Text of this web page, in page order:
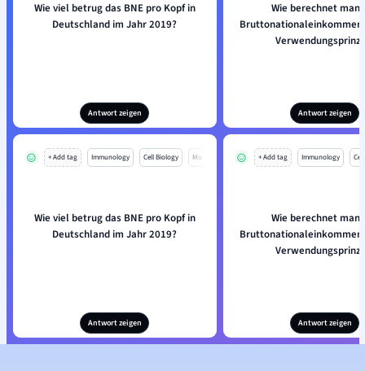
Wie viel betrug das BNE pro Kopf in
Deutschland im Jahr 2019?
Antwort zeigen
Wie berechnet man
Bruttonationaleinkommen
Antwort zeigen
+ Add tag Immunology Cell Biology Mo
Wie viel betrug das BNE pro Kopf in
Deutschland im Jahr 2019?
Antwort zeigen
+ Add tag Immunology
Wie berechnet man
Bruttonationaleinkommen
Antwort zeigen